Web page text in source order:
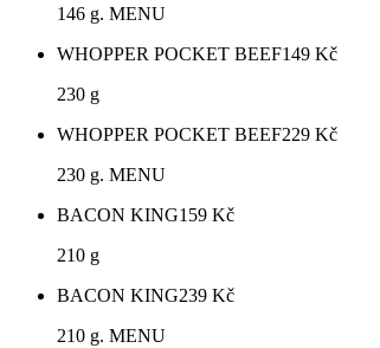
146 g. MENU
WHOPPER POCKET BEEF149 Kč
230 g
WHOPPER POCKET BEEF229 Kč
230 g. MENU
BACON KING159 Kč
210 g
BACON KING239 Kč
210 g. MENU